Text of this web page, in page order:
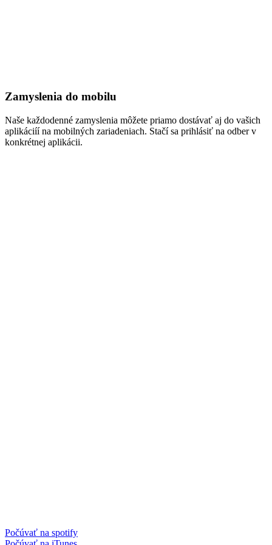
Zamyslenia do mobilu
Naše každodenné zamyslenia môžete priamo dostávať aj do vašich
aplikáciíí na mobilných zariadeniach. Stačí sa prihlásiť na odber v
konkrétnej aplikácii.
Počúvať na spotify